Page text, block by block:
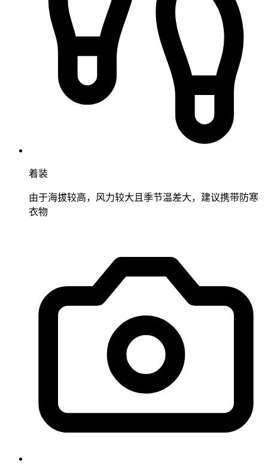
着装
由于海拔较高，风力较大且季节温差大，建议携带防寒
衣物